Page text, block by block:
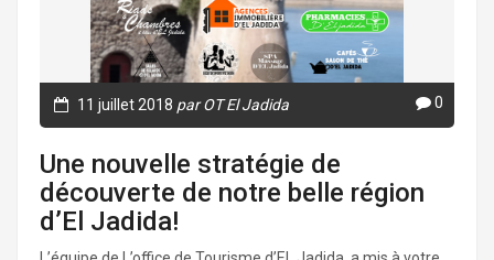
11 juillet 2018 par OT El Jadida 0
Une nouvelle stratégie de
découverte de notre belle région
d’El Jadida!